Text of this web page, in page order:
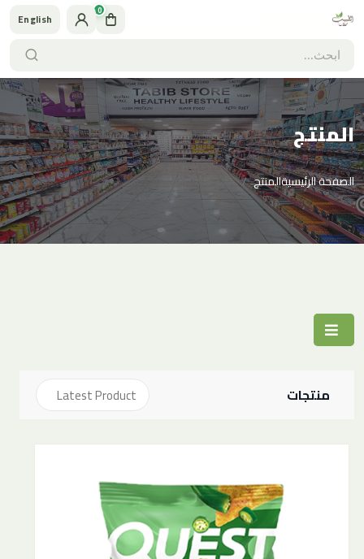
0
English
المنتج
الصفحة الرئيسيةالمنتج
منتجات